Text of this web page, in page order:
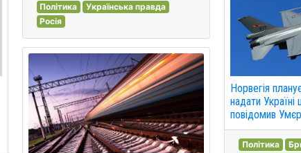
Політика
Українська правда
Росія
Норвегія
надати Україні
повідомив
Політика